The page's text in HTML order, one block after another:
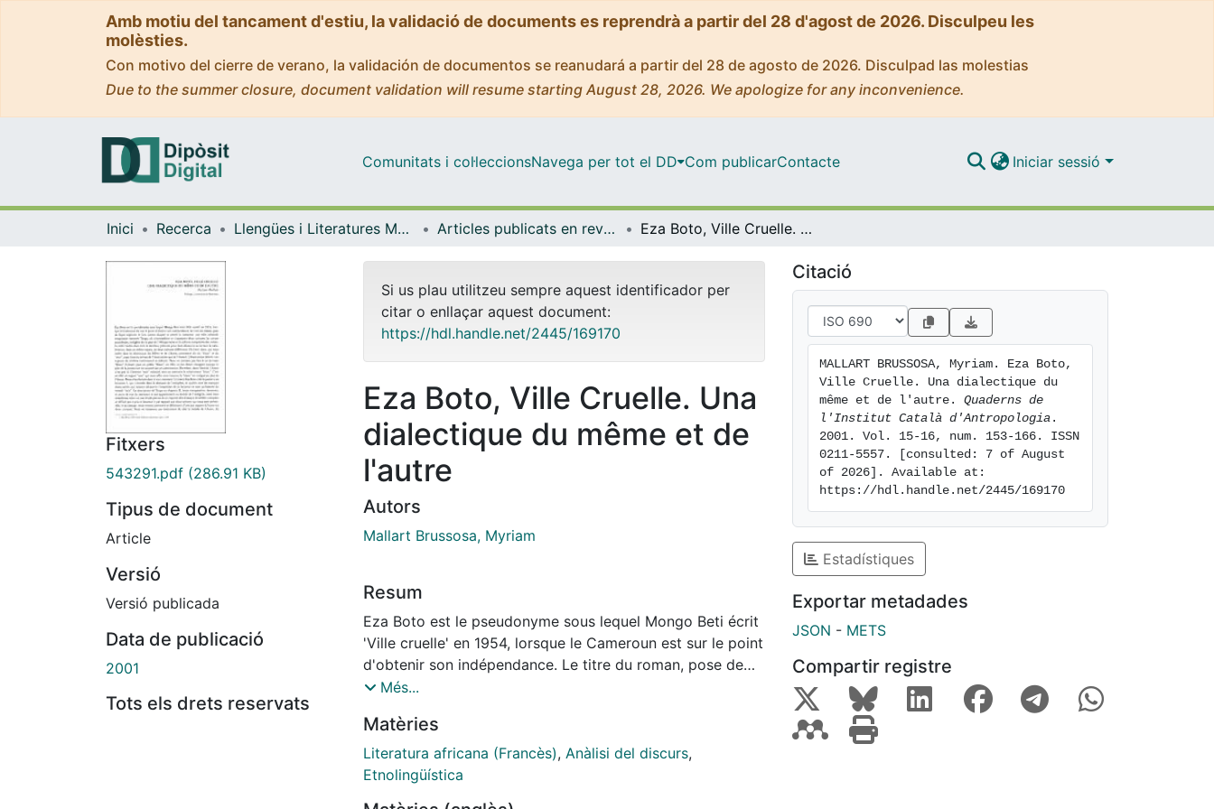
Amb motiu del tancament d'estiu, la validació de documents es reprendrà a partir del 28 d'agost de 2026. Disculpeu les
molèsties.
Con motivo del cierre de verano, la validación de documentos se reanudará a partir del 28 de agosto de 2026. Disculpad las molestias
Due to the summer closure, document validation will resume starting August 28, 2026. We apologize for any inconvenience.
Comunitats i col·leccionsNavega per tot el DD Com publicarContacte Iniciar sessió
Inici Recerca Llengües i Literatures Modernes i Estudis Anglesos Articles publicats en revistes (Llengües i Literatures Modernes i Estudis Anglesos) Eza Boto, Ville Cruelle. Una dialectique du même et de l'autre
Fitxers
543291.pdf (286.91 KB)
Tipus de document
Article
Versió
Versió publicada
Data de publicació
2001
Tots els drets reservats
Si us plau utilitzeu sempre aquest identificador per
citar o enllaçar aquest document:
https://hdl.handle.net/2445/169170
Eza Boto, Ville Cruelle. Una
dialectique du même et de
l'autre
Autors
Mallart Brussosa, Myriam
Resum
Eza Boto est le pseudonyme sous lequel Mongo Beti écrit
'Ville cruelle' en 1954, lorsque le Cameroun est sur le point
d'obtenir son indépendance. Le titre du roman, pose de
facon explicite le lieu autour duque1 se centre la narration:
s'entremelent et s'opposent deux cultures: la culture
autochtone, indigene de ce pays de 1'Afrique noire et la
culture européenne des colons. La ville s'avere donc etre
Més...
Matèries
Literatura africana (Francès), Anàlisi del discurs,
Etnolingüística
Citació
MALLART BRUSSOSA, Myriam. Eza Boto,
Ville Cruelle. Una dialectique du
même et de l'autre. Quaderns de
l'Institut Català d'Antropologia .
2001. Vol. 15-16, num. 153-166. ISSN
0211-5557. [consulted: 7 of August
of 2026]. Available at:
https://hdl.handle.net/2445/169170
Estadístiques
Exportar metadades
JSON - METS
Compartir registre